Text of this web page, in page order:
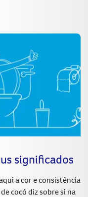
significados
a cor e consistência
cocó diz sobre si na